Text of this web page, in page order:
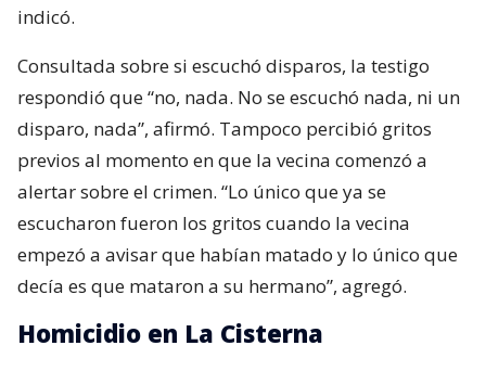
indicó.
Consultada sobre si escuchó disparos, la testigo
respondió que “no, nada. No se escuchó nada, ni un
disparo, nada”, afirmó. Tampoco percibió gritos
previos al momento en que la vecina comenzó a
alertar sobre el crimen. “Lo único que ya se
escucharon fueron los gritos cuando la vecina
empezó a avisar que habían matado y lo único que
decía es que mataron a su hermano”, agregó.
Homicidio en La Cisterna